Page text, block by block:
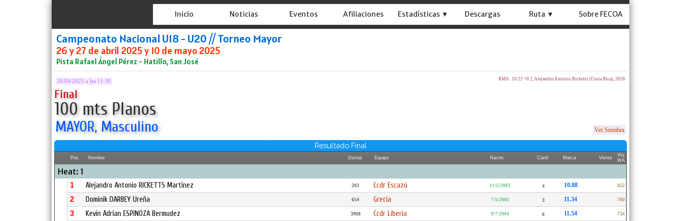
Inicio Noticias Eventos Afiliaciones Estadísticas ▼ Descargas Ruta ▼ Sobre FECOA
Campeonato Nacional U18 - U20 // Torneo Mayor
26 y 27 de abril 2025 y 10 de mayo 2025
Pista Rafael Ángel Pérez - Hatillo, San José
26/04/2025 a las 11:30 RMA: 10.22 +0.2, Alejandro Antonio Ricketts (Costa Rica), 2026
Final
100 mts Planos
MAYOR, Masculino Ver Siembra
Resultado Final
Pos Nombre Dorsal Equipo Nacim. Carril Marca Viento
Pts
WA
Heat: 1
1 Alejandro Antonio RICKETTS Martinez 203 Ccdr Escazú 11/5/2003 4 10.88 922
2 Dominik DARBEY Ureña 654 Grecia 7/5/2005 3 11.34 789
3 Kevin Adrian ESPINOZA Bermudez 3968 Ccdr Liberia 9/7/2004 6 11.54 734